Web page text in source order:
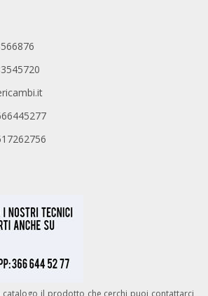
catalogo il prodotto che cerchi puoi contattarci